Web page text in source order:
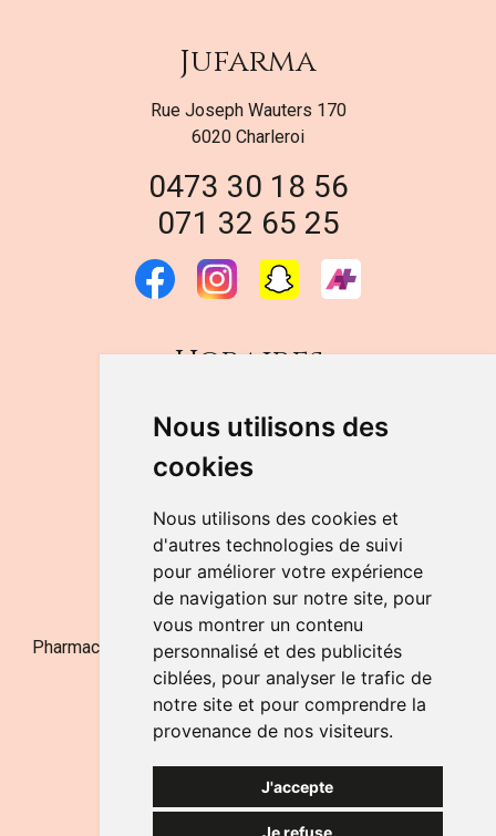
Nous utilisons des
cookies
Nous utilisons des cookies et
d'autres technologies de suivi
pour améliorer votre expérience
de navigation sur notre site, pour
vous montrer un contenu
personnalisé et des publicités
ciblées, pour analyser le trafic de
notre site et pour comprendre la
provenance de nos visiteurs.
J'accepte
Je refuse
Jufarma
Rue Joseph Wauters 170
6020 Charleroi
0473 30 18 56
071 32 65 25
Horaires
DU LUNDI AU VENDREDI
de 9h à 12h30 et de 14h à 18h
LE SAMEDI
de 9h à 12h30
NOUS CONTACTER
Pharmacie Jufarma - Fatima Abachra - APB 521704 - N°
Entreprise BE0882-700-592